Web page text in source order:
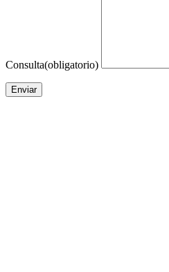
Consulta(obligatorio)
Enviar